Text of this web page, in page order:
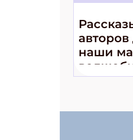
наши